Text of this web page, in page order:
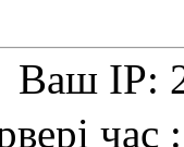
Ваш IP: